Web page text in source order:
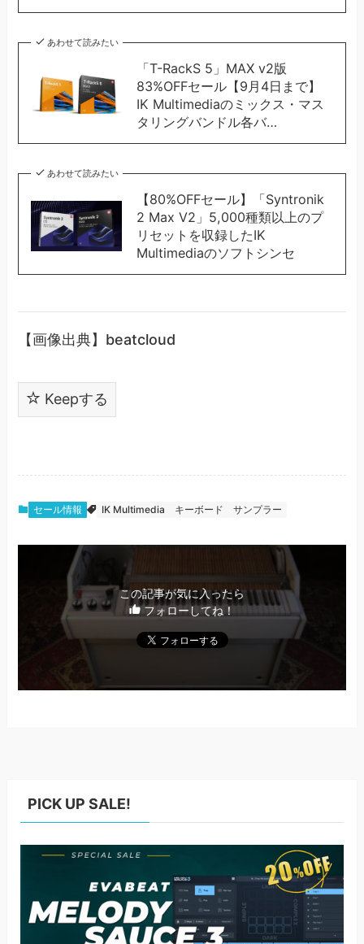
あわせて読みたい
「T-RackS 5」MAX v2版
83%OFFセール【9月4日まで】
IK Multimediaのミックス・マス
タリングバンドル各バ…
あわせて読みたい
【80%OFFセール】「Syntronik
2 Max V2」5,000種類以上のプ
リセットを収録したIK
Multimediaのソフトシンセ
【画像出典】beatcloud
Keepする
セール情報 IK Multimedia キーボード サンプラー
この記事が気に入ったら
フォローしてね！
PICK UP SALE!